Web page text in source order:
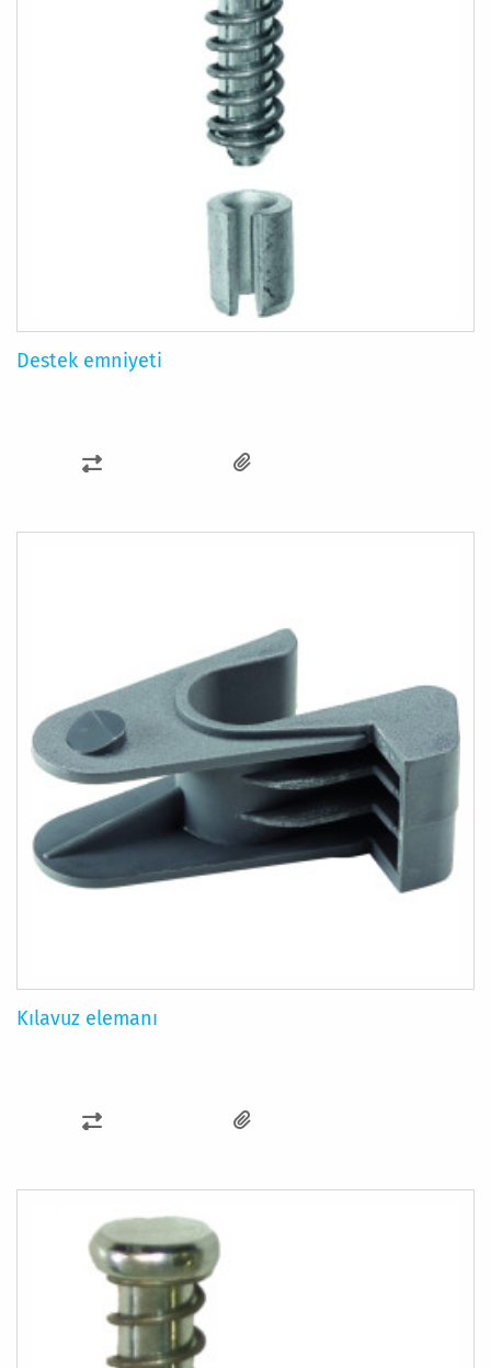
Destek emniyeti
KARŞILAŞTIRMA
EKLE
Kılavuz elemanı
KARŞILAŞTIRMA
EKLE